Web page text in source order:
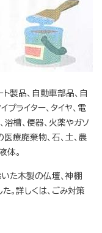
ト製品、自動車部品、自
プライター、タイヤ、電
浴槽、便器、火薬やガソ
療廃棄物、石、土、農
体。
た木製の仏壇、神棚
。詳しくは、ごみ対策